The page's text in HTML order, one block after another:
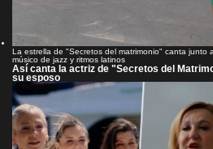
La estrella de "Secretos del matrimonio" canta junto
músico de jazz y ritmos latinos
Así canta la actriz de "Secretos del
su esposo